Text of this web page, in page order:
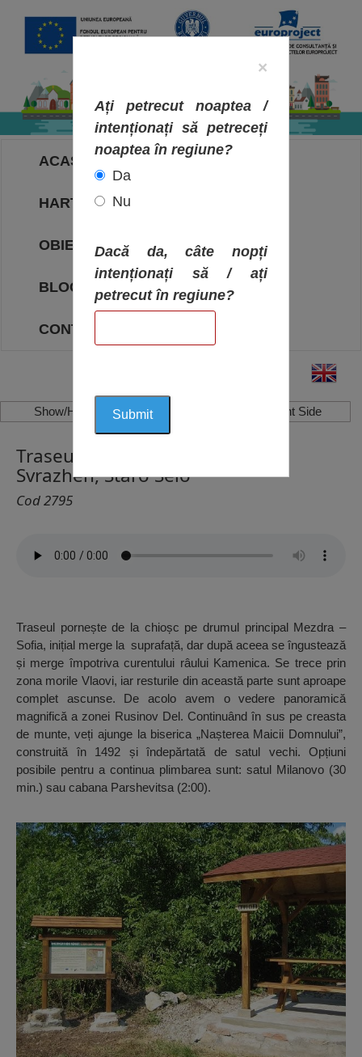
ACASA
HARTA OBIECTIVELOR
OBIECTIVE
BLOG
CONTACT
Show/Hide Left Side Show/Hide Right Side
Traseul de Turism și Bicicletă
Svrazhen, Staro Selo
Cod 2795
Traseul pornește de la chioșc pe drumul principal Mezdra –
Sofia, inițial merge la suprafață, dar după aceea se îngustează
și merge împotriva curentului râului Kamenica. Se trece prin
zona morile Vlaovi, iar resturile din această parte sunt aproape
complet ascunse. De acolo avem o vedere panoramică
magnifică a zonei Rusinov Del. Continuând în sus pe creasta
de munte, veți ajunge la biserica „Nașterea Maicii Domnului”,
construită în 1492 și îndepărtată de satul vechi. Opțiuni
posibile pentru a continua plimbarea sunt: satul Milanovo (30
min.) sau cabana Parshevitsa (2:00).
×
Ați petrecut noaptea /
intenționați să petreceți
noaptea în regiune?
Da
Nu
Dacă da, câte nopți
intenționați să / ați
petrecut în regiune?